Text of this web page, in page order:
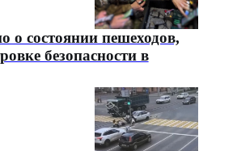
о состоянии пешеходов,
безопасности в